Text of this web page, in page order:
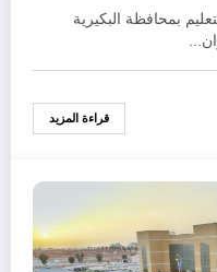
بمحافظة البكيرية
قراءة المزيد